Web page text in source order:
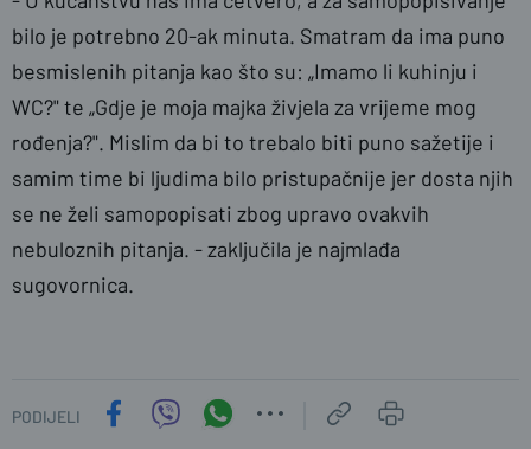
bilo je potrebno 20-ak minuta. Smatram da ima puno
besmislenih pitanja kao što su: „Imamo li kuhinju i
WC?" te „Gdje je moja majka živjela za vrijeme mog
rođenja?". Mislim da bi to trebalo biti puno sažetije i
samim time bi ljudima bilo pristupačnije jer dosta njih
se ne želi samopopisati zbog upravo ovakvih
nebuloznih pitanja. - zaključila je najmlađa
sugovornica.
PODIJELI